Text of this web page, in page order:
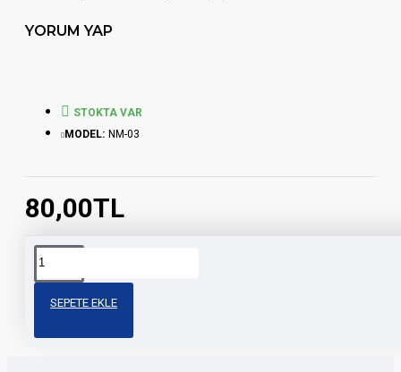
YORUM YAP
80,00TL
STOKTA VAR
MODEL: NM-03
SEPETE EKLE
Etiketler:
şeridi